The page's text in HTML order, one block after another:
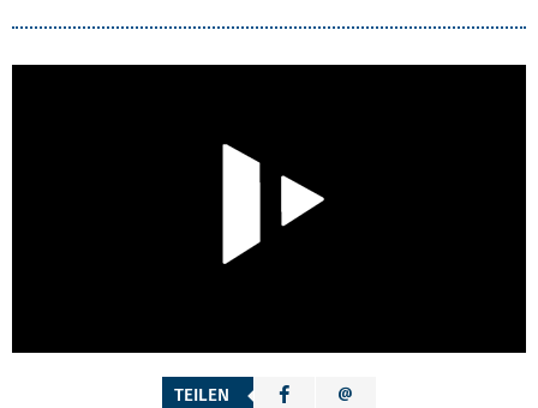
TEILEN